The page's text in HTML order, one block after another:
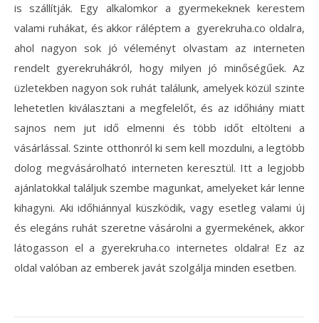
is szállítják. Egy alkalomkor a gyermekeknek kerestem
valami ruhákat, és akkor ráléptem a gyerekruha.co oldalra,
ahol nagyon sok jó véleményt olvastam az interneten
rendelt gyerekruhákról, hogy milyen jó minőségűek. Az
üzletekben nagyon sok ruhát találunk, amelyek közül szinte
lehetetlen kiválasztani a megfelelőt, és az időhiány miatt
sajnos nem jut idő elmenni és több időt eltölteni a
vásárlással. Szinte otthonról ki sem kell mozdulni, a legtöbb
dolog megvásárolható interneten keresztül. Itt a legjobb
ajánlatokkal találjuk szembe magunkat, amelyeket kár lenne
kihagyni. Aki időhiánnyal küszködik, vagy esetleg valami új
és elegáns ruhát szeretne vásárolni a gyermekének, akkor
látogasson el a gyerekruha.co internetes oldalra! Ez az
oldal valóban az emberek javát szolgálja minden esetben.